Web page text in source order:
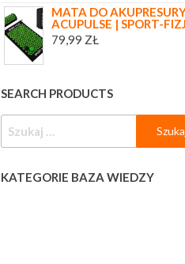
MATA DO
ACUPULSE | SPORT-
79,99 ZŁ
SEARCH PRODUCTS
KATEGORIE BAZA WIEDZY